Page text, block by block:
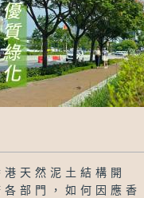
天然泥土結構開
部門，如何因應香